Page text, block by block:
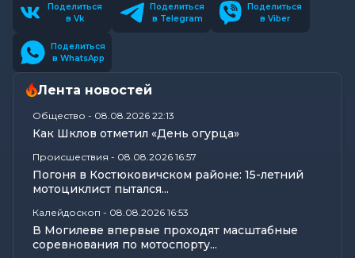
Поделиться
в Vk
Поделиться
в Telegram
Поделиться
в Viber
Поделиться
в WhatsApp
Лента новостей
Общество - 08.08.2026 22:13
Как Шклов отметил «День огурца»
Происшествия - 08.08.2026 16:57
Погоня в Костюковичском районе: 15-летний
мотоциклист пытался...
Калейдоскоп - 08.08.2026 16:53
В Могилеве впервые проходят масштабные
соревнования по мотоспорту...